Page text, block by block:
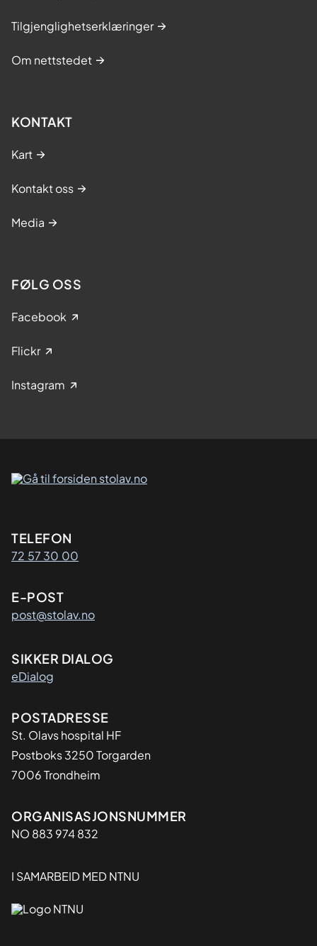
Tilgjenglighetserklæringer
Om nettstedet
KONTAKT
Kart
Kontakt oss
Media
FØLG OSS
Facebook
Flickr
Instagram
Kontaktinformasjon
TELEFON
72 57 30 00
E-POST
post@stolav.no
SIKKER DIALOG
eDialog
Adresse
POSTADRESSE
St. Olavs hospital HF
Postboks 3250 Torgarden
7006 Trondheim
Organisasjon
ORGANISASJONSNUMMER
NO 883 974 832
I SAMARBEID MED NTNU